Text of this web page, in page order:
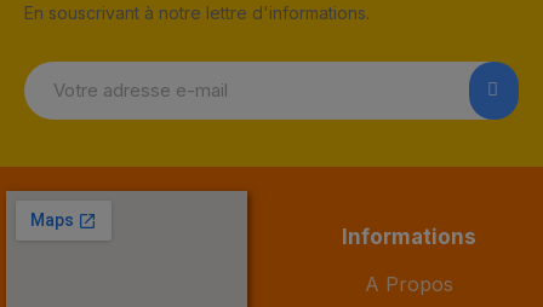
En souscrivant à notre lettre d'informations.
Informations
A Propos